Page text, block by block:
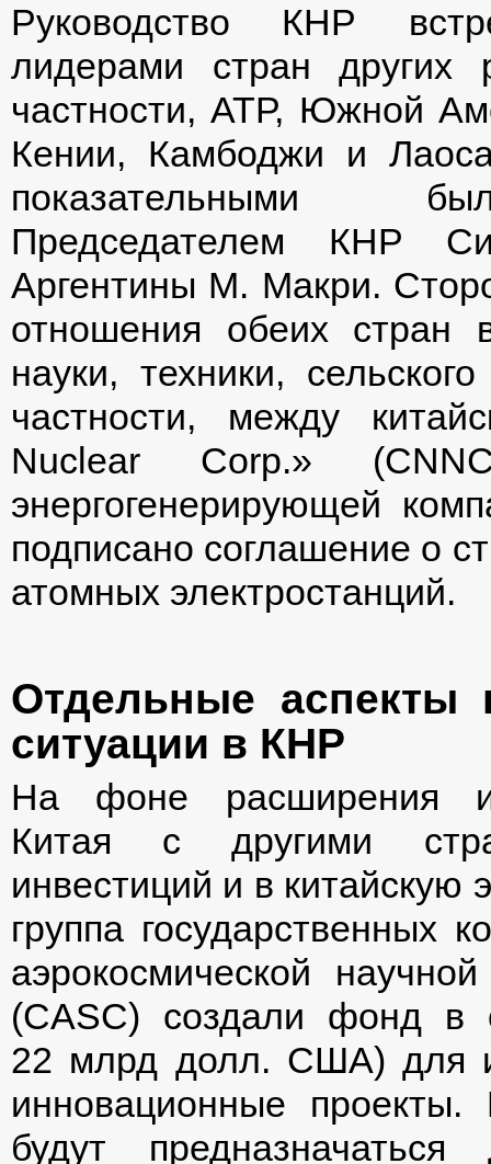
Руководство КНР
лидерами стран других
частности, АТР, Южной
Кении, Камбоджи и
показательными
Председателем КНР
Аргентины М. Макри.
отношения обеих стран
науки, техники,
частности, между
Nuclear Corp.»
энергогенерирующей
подписано соглашение о
атомных электростанций.
Отдельные аспекты
ситуации в КНР
На фоне расширения
Китая с другими
инвестиций и в китайскую
группа государственных
аэрокосмической
(CASC) создали фонд
22 млрд долл. США) для
инновационные
будут